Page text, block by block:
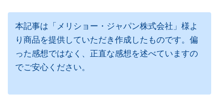
本記事は「メリショー・ジャパン株式会社」様よ
り商品を提供していただき作成したものです。偏
った感想ではなく、正直な感想を述べていますの
でご安心ください。